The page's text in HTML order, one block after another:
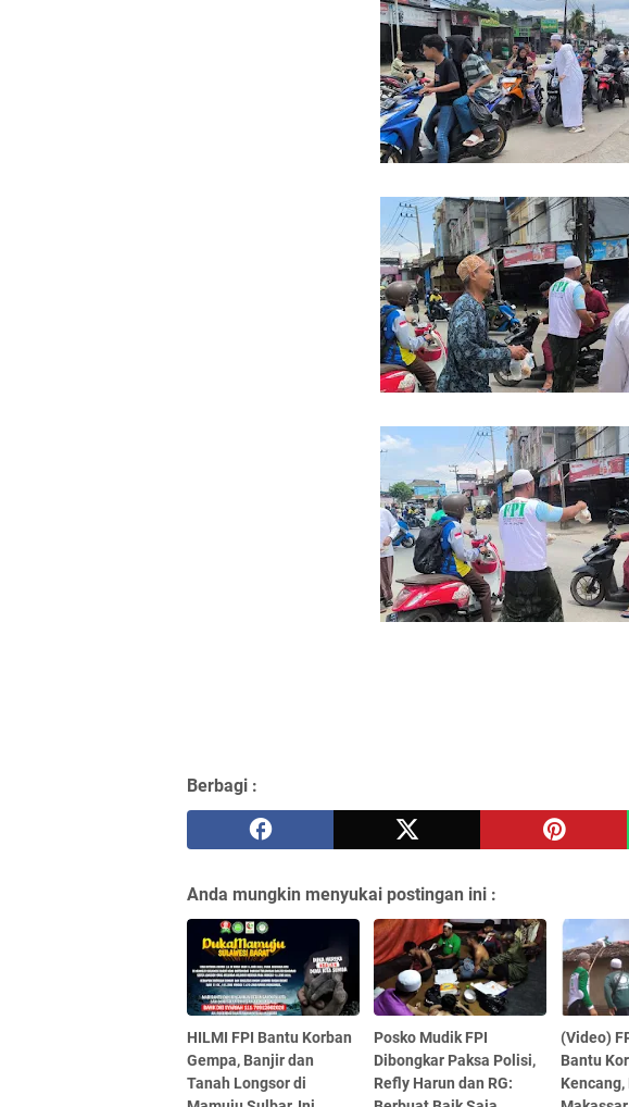
Berbagi :
Anda mungkin menyukai postingan ini :
HILMI FPI Bantu Korban
Gempa, Banjir dan
Tanah Longsor di
Posko Mudik FPI
Dibongkar Paksa Polisi,
Refly Harun dan RG:
(Video)
Bantu
Kencang,